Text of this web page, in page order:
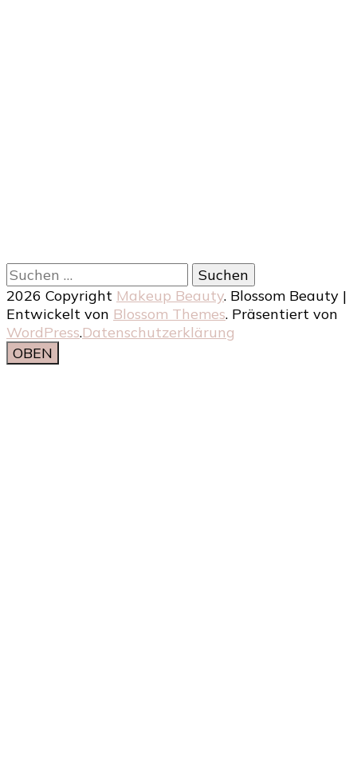
Suchen
nach:
2026 Copyright Makeup Beauty. Blossom Beauty |
Entwickelt von Blossom Themes. Präsentiert von
WordPress.Datenschutzerklärung
OBEN